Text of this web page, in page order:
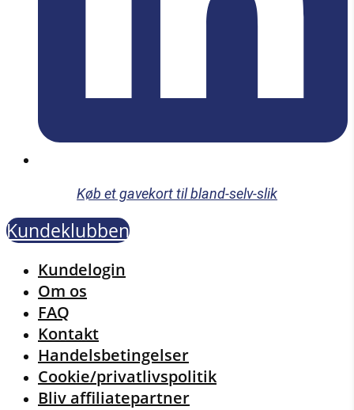
Køb et gavekort til bland-selv-slik
Kundeklubben
MenuKundelogin
Om os
FAQ
Kontakt
Handelsbetingelser
Cookie/privatlivspolitik
Bliv affiliatepartner